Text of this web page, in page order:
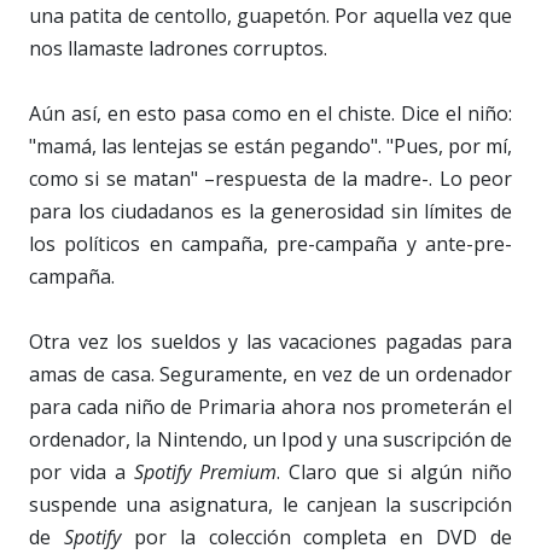
una patita de centollo, guapetón. Por aquella vez que
nos llamaste ladrones corruptos.
Aún así, en esto pasa como en el chiste. Dice el niño:
"mamá, las lentejas se están pegando". "Pues, por mí,
como si se matan" –respuesta de la madre-. Lo peor
para los ciudadanos es la generosidad sin límites de
los políticos en campaña, pre-campaña y ante-pre-
campaña.
Otra vez los sueldos y las vacaciones pagadas para
amas de casa. Seguramente, en vez de un ordenador
para cada niño de Primaria ahora nos prometerán el
ordenador, la Nintendo, un Ipod y una suscripción de
por vida a Spotify Premium. Claro que si algún niño
suspende una asignatura, le canjean la suscripción
de Spotifypor la colección completa en DVD de